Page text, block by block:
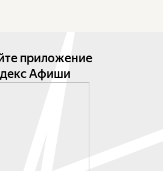
приложение
Афиши